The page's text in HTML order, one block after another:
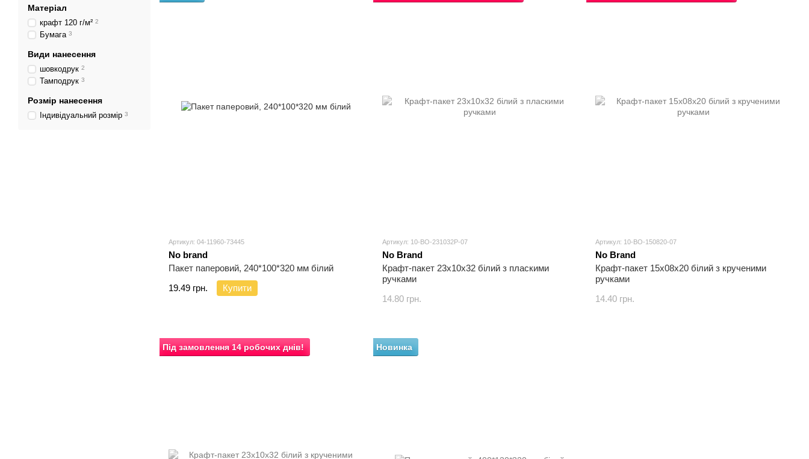
Артикул: 04-11960-73445
No brand
Пакет паперовий, 240*100*320 мм білий
19.49 грн.
Купити
Артикул: 10-BO-231032P-07
No Brand
Крафт-пакет 23x10x32 білий з пласкими
ручками
14.80 грн.
Артикул: 10-BO-150820-07
No Brand
Крафт-пакет 15х08х20 білий з крученими
ручками
14.40 грн.
Під замовлення 14 робочих днів! Новинка
Матеріал
крафт 120 г/м² 2
Бумага 3
Види нанесення
шовкодрук 2
Тамподрук 3
Розмір нанесення
Індивідуальний розмір 3